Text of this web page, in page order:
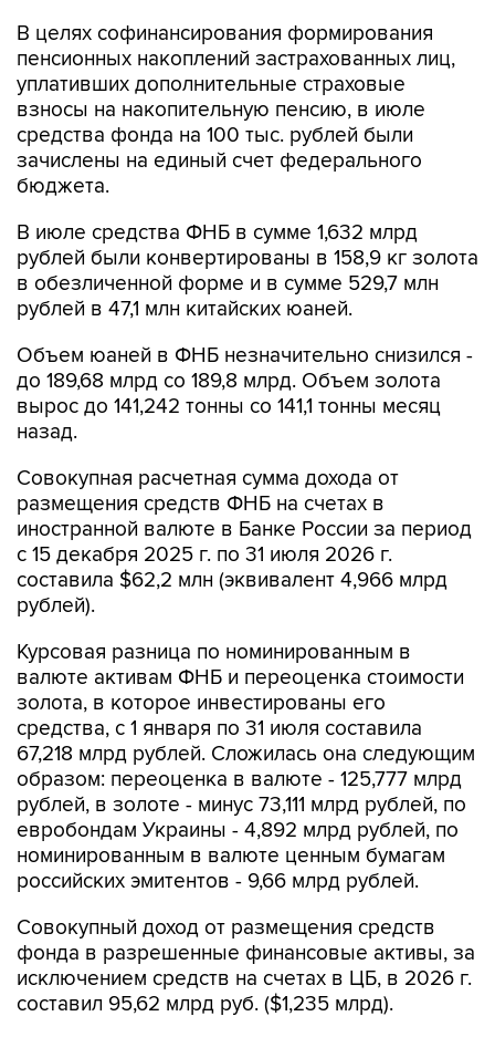
В целях софинансирования формирования
пенсионных накоплений застрахованных лиц,
уплативших дополнительные страховые
взносы на накопительную пенсию, в июле
средства фонда на 100 тыс. рублей были
зачислены на единый счет федерального
бюджета.
В июле средства ФНБ в сумме 1,632 млрд
рублей были конвертированы в 158,9 кг золота
в обезличенной форме и в сумме 529,7 млн
рублей в 47,1 млн китайских юаней.
Объем юаней в ФНБ незначительно снизился -
до 189,68 млрд со 189,8 млрд. Объем золота
вырос до 141,242 тонны со 141,1 тонны месяц
назад.
Совокупная расчетная сумма дохода от
размещения средств ФНБ на счетах в
иностранной валюте в Банке России за период
с 15 декабря 2025 г. по 31 июля 2026 г.
составила $62,2 млн (эквивалент 4,966 млрд
рублей).
Курсовая разница по номинированным в
валюте активам ФНБ и переоценка стоимости
золота, в которое инвестированы его
средства, с 1 января по 31 июля составила
67,218 млрд рублей. Сложилась она следующим
образом: переоценка в валюте - 125,777 млрд
рублей, в золоте - минус 73,111 млрд рублей, по
евробондам Украины - 4,892 млрд рублей, по
номинированным в валюте ценным бумагам
российских эмитентов - 9,66 млрд рублей.
Совокупный доход от размещения средств
фонда в разрешенные финансовые активы, за
исключением средств на счетах в ЦБ, в 2026 г.
составил 95,62 млрд руб. ($1,235 млрд).